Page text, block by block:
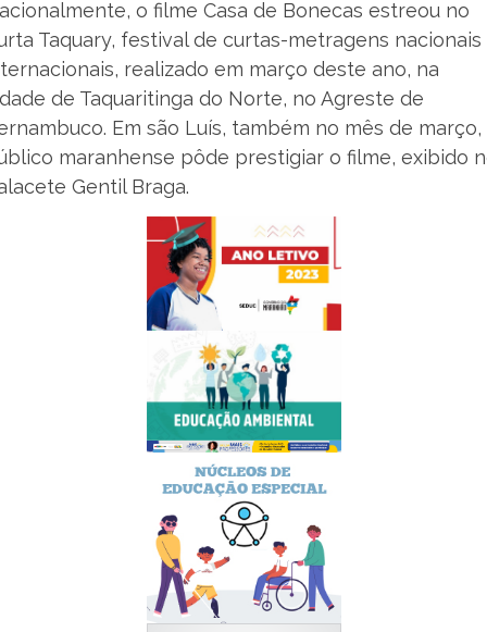
o filme Casa de Bonecas estreou no
Taquary, festival de curtas-metragens nacionais
realizado em março deste ano, na
de Taquaritinga do Norte, no Agreste de
Em são Luís, também no mês de março,
maranhense pôde prestigiar o filme, exibido
Gentil Braga.